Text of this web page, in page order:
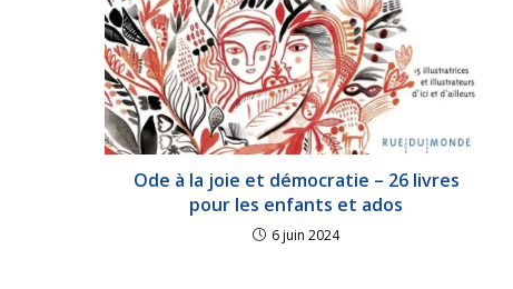
Ode à la joie et démocratie – 26 livres
pour les enfants et ados
6 juin 2024